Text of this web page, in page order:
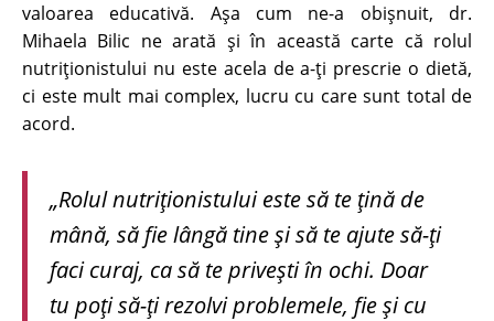
valoarea educativă. Așa cum ne-a obișnuit, dr.
Mihaela Bilic ne arată și în această carte că rolul
nutriționistului nu este acela de a-ți prescrie o dietă,
ci este mult mai complex, lucru cu care sunt total de
acord.
„Rolul nutriționistului este să te țină de
mână, să fie lângă tine și să te ajute să-ți
faci curaj, ca să te privești în ochi. Doar
tu poți să-ți rezolvi problemele, fie și cu